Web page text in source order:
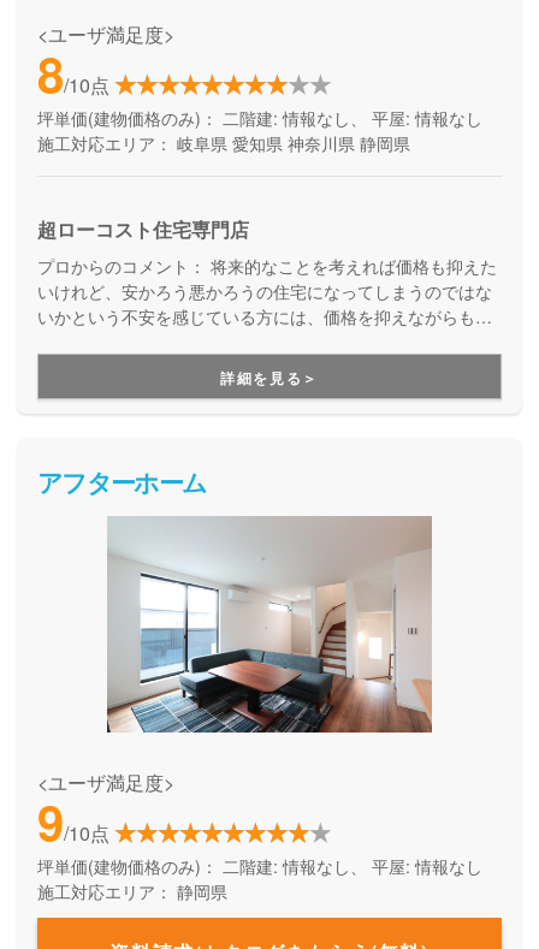
<ユーザ満足度>
8/10点
坪単価(建物価格のみ)： 二階建: 情報なし、 平屋: 情報なし
施工対応エリア： 岐阜県 愛知県 神奈川県 静岡県
超ローコスト住宅専門店
プロからのコメント：
いけれど、安かろう悪かろうの住宅になってしまうのではな
いかという不安を感じている方には、価格を抑えながらも良
す。ニコニコ住宅では、価格を抑えるために素材の質を落と
すのではなく、全国の工務店との共同仕入れを行い、多方面
の業者から協力を得ることで、品質を保ったままコストを抑
づくりを総合的にご提案することを得意としている会社で
す。
詳細を見る＞
アフターホーム
<ユーザ満足度>
9/10点
坪単価(建物価格のみ)： 二階建: 情報なし、 平屋: 情報なし
施工対応エリア： 静岡県